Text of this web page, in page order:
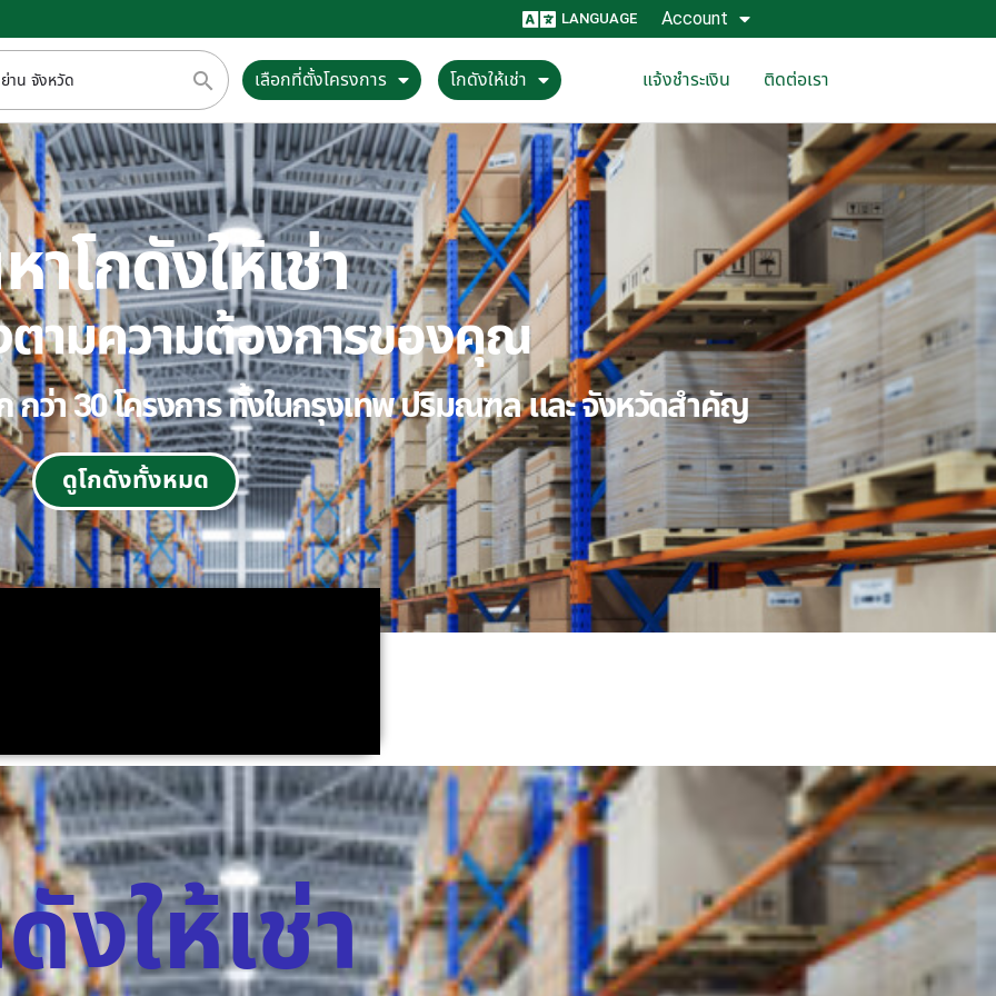
LANGUAGE Account
เลือกที่ตั้งโครงการ โกดังให้เช่า แจ้งชำระเงิน ติดต่อเรา
โกดังให้เช่า
ตามความต้องการของคุณ
กว่า 30 โครงการ ทั้งในกรุงเทพ ปริมณฑล และ จังหวัดสำคัญ
ดูโกดังทั้งหมด
งให้เช่า